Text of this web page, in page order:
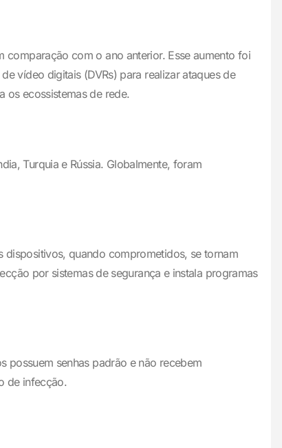
comparação com o ano anterior. Esse aumento foi
vídeo digitais (DVRs) para realizar ataques de
os ecossistemas de rede.
Turquia e Rússia. Globalmente, foram
dispositivos, quando comprometidos, se tornam
por sistemas de segurança e instala programas
possuem senhas padrão e não recebem
de infecção.